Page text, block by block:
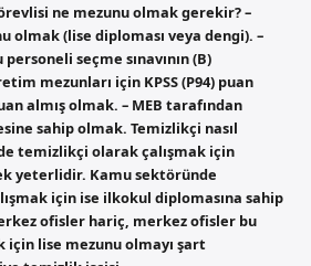
ne mezunu olmak gerekir? –
olmak (lise diploması veya dengi). –
personeli seçme sınavının (B)
mezunları için KPSS (P94) puan
almış olmak. – MEB tarafından
sahip olmak. Temizlikçi nasıl
temizlikçi olarak çalışmak için
yeterlidir. Kamu sektöründe
için ise ilkokul diplomasına sahip
ofisler hariç, merkez ofisler bu
için lise mezunu olmayı şart